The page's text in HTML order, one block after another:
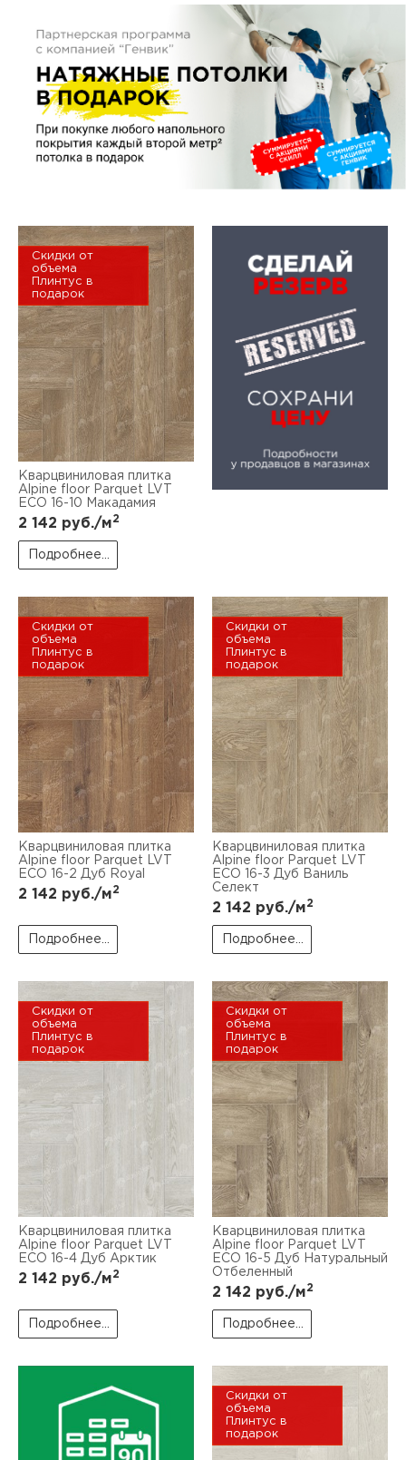
Скидки от
объема
Плинтус в
подарок
Кварцвиниловая плитка
Alpine floor Parquet LVT
ЕСО 16-10 Макадамия
2 142 руб./м2
Подробнее...
Скидки от
объема
Плинтус в
подарок
Кварцвиниловая плитка
Alpine floor Parquet LVT
ЕСО 16-2 Дуб Royal
2 142 руб./м2
Подробнее...
Скидки от
объема
Плинтус в
подарок
Кварцвиниловая плитка
Alpine floor Parquet LVT
ЕСО 16-3 Дуб Ваниль
Селект
2 142 руб./м2
Подробнее...
Скидки от
объема
Плинтус в
подарок
Кварцвиниловая плитка
Alpine floor Parquet LVT
ЕСО 16-4 Дуб Арктик
2 142 руб./м2
Подробнее...
Скидки от
объема
Плинтус в
подарок
Кварцвиниловая плитка
Alpine floor Parquet LVT
ЕСО 16-5 Дуб Натуральный
Отбеленный
2 142 руб./м2
Подробнее...
Скидки от
объема
Плинтус в
подарок